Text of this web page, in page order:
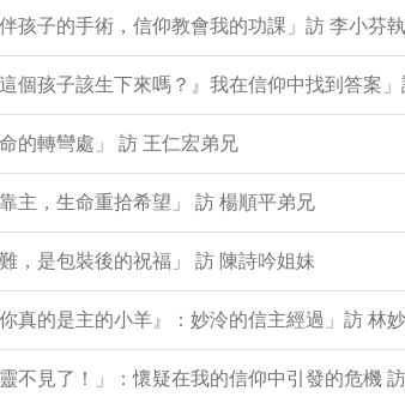
孩子的手術，信仰教會我的功課」訪 李小芬執
個孩子該生下來嗎？』我在信仰中找到答案」
的轉彎處」 訪 王仁宏弟兄
主，生命重拾希望」 訪 楊順平弟兄
，是包裝後的祝福」 訪 陳詩吟姐妹
真的是主的小羊』：妙泠的信主經過」訪 林
不見了！」：懷疑在我的信仰中引發的危機